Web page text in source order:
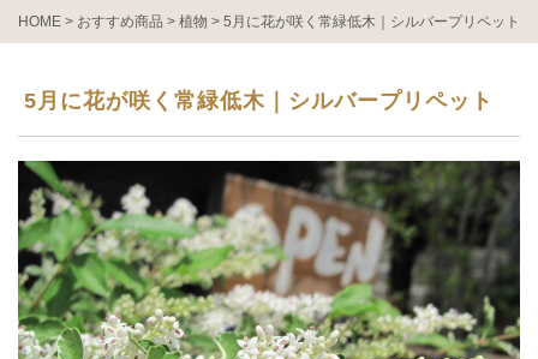
HOME > おすすめ商品 > 植物 > 5月に花が咲く常緑低木｜シルバープリペット
5月に花が咲く常緑低木｜シルバープリペット